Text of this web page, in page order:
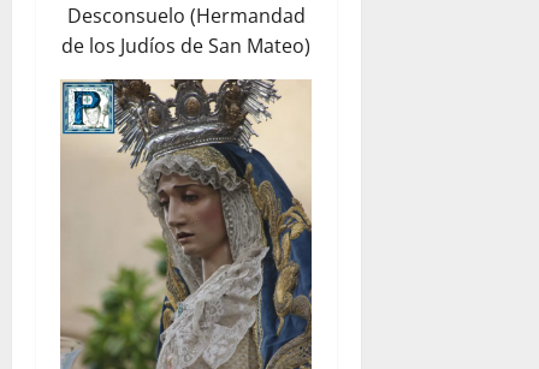
Desconsuelo (Hermandad
de los Judíos de San Mateo)